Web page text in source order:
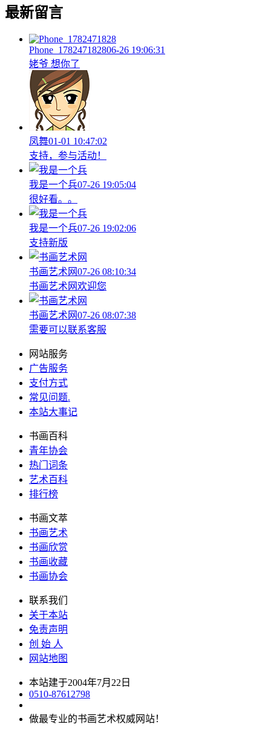
最新留言
Phone_178247182806-26 19:06:31
姥爷 想你了
凤舞01-01 10:47:02
支持，参与活动！
我是一个兵07-26 19:05:04
很好看。。
我是一个兵07-26 19:02:06
支持新版
书画艺术网07-26 08:10:34
书画艺术网欢迎您
书画艺术网07-26 08:07:38
需要可以联系客服
网站服务
广告服务
支付方式
常见问题.
本站大事记
书画百科
青年协会
热门词条
艺术百科
排行榜
书画文萃
书画艺术
书画欣赏
书画收藏
书画协会
联系我们
关于本站
免责声明
创 始 人
网站地图
本站建于2004年7月22日
0510-87612798
做最专业的书画艺术权威网站！